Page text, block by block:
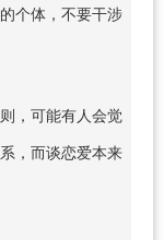
个体，不要干涉
，可能有人会觉
，而谈恋爱本来